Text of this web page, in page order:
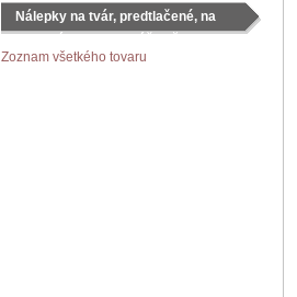
Nálepky na tvár, predtlačené, na
Zoznam všetkého tovaru